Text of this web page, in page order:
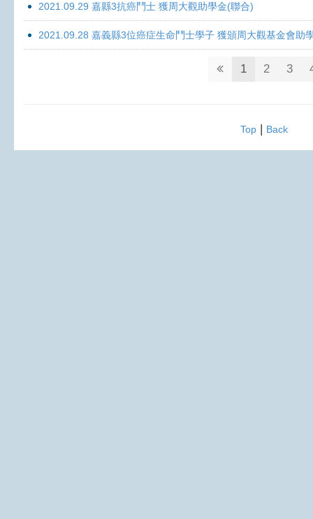
2021.09.29 嘉縣3抗癌鬥士 獲周大觀助學金(聯合)
2021.09.28 嘉義縣3位癌症生命鬥士學子 獲頒周大觀基金會助
1 2 3
Top| Back